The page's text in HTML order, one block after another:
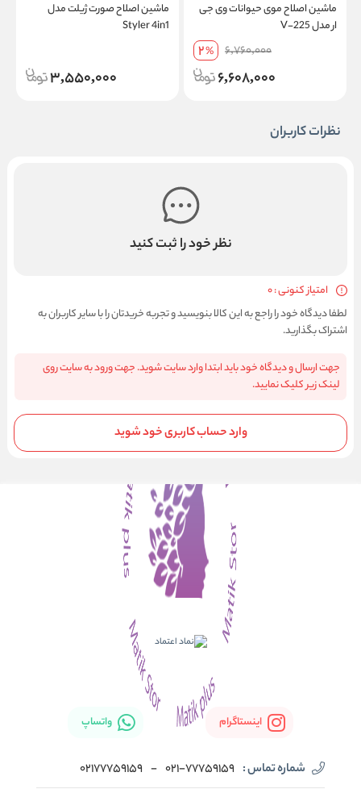
ماشین اصلاح موی حیوانات وی جی
ار مدل V-225
6,760,000
2%
6,608,000
ماشین اصلاح صورت ژیلت مدل
Styler 4in1
3,550,000
نظرات کاربران
نظر خود را ثبت کنید
امتیاز کنونی : 0
لطفا دیدگاه خود را راجع به این کالا بنویسید و تجربه خریدتان را با سایر کاربران به
اشتراک بگذارید.
جهت ارسال و دیدگاه خود باید ابتدا وارد سایت شوید. جهت ورود به سایت روی
لینک زیر کلیک نمایید.
وارد حساب کاربری خود شوید
اینستاگرام واتساپ
شماره تماس : 021-77759159
-
02177759159